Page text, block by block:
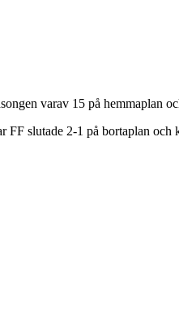
varav 15 på hemmaplan
FF slutade 2-1 på bortaplan och